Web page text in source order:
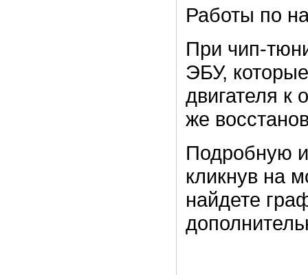
Работы по
При чип-
ЭБУ,
двигателя к
же
Подробную
кликнув на
найдете